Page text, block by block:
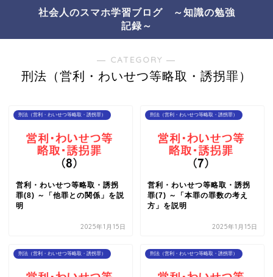
社会人のスマホ学習ブログ ～知識の勉強
記録～
― CATEGORY ―
刑法（営利・わいせつ等略取・誘拐罪）
刑法（営利・わいせつ等略取・誘拐罪）
営利・わいせつ等略取・誘拐
罪(8) ～「他罪との関係」を説
明
2025年1月15日
刑法（営利・わいせつ等略取・誘拐罪）
営利・わいせつ等略取・誘拐
罪(7) ～「本罪の罪数の考え
方」を説明
2025年1月15日
刑法（営利・わいせつ等略取・誘拐罪） 刑法（営利・わいせつ等略取・誘拐罪）